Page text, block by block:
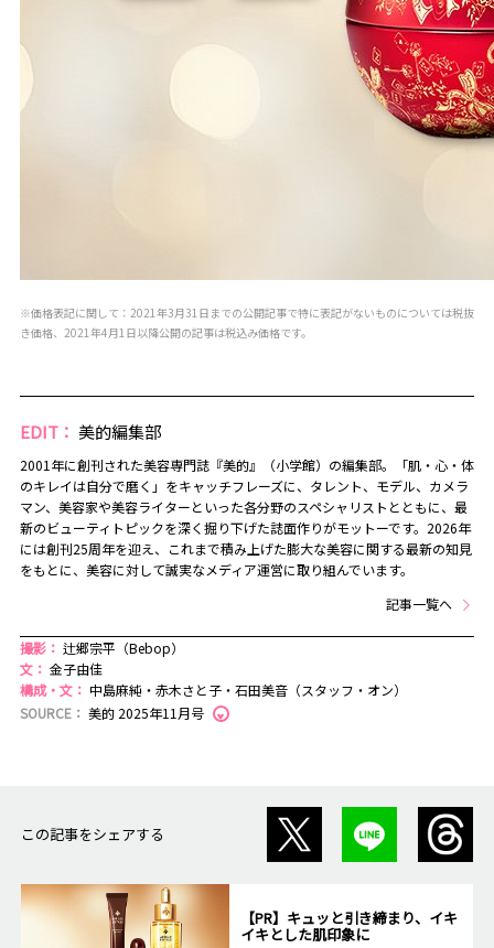
※価格表記に関して：2021年3月31日までの公開記事で特に表記がないものについては税抜
き価格、2021年4月1日以降公開の記事は税込み価格です。
EDIT： 美的編集部
2001年に創刊された美容専門誌『美的』（小学館）の編集部。「肌・心・体
のキレイは自分で磨く」をキャッチフレーズに、タレント、モデル、カメラ
マン、美容家や美容ライターといった各分野のスペシャリストとともに、最
新のビューティトピックを深く掘り下げた誌面作りがモットーです。2026年
には創刊25周年を迎え、これまで積み上げた膨大な美容に関する最新の知見
をもとに、美容に対して誠実なメディア運営に取り組んでいます。
記事一覧へ
撮影： 辻郷宗平（Bebop）
文： 金子由佳
構成・文： 中島麻純・赤木さと子・石田美音（スタッフ・オン）
SOURCE： 美的 2025年11月号
この記事をシェアする
【PR】キュッと引き締まり、イキ
イキとした肌印象に